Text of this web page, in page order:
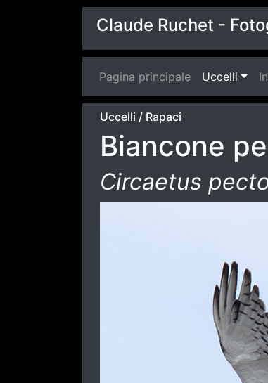
Claude Ruchet -
Pagina principale (current)
Uccelli
Uccelli / Rapaci
Biancone
Circaetus